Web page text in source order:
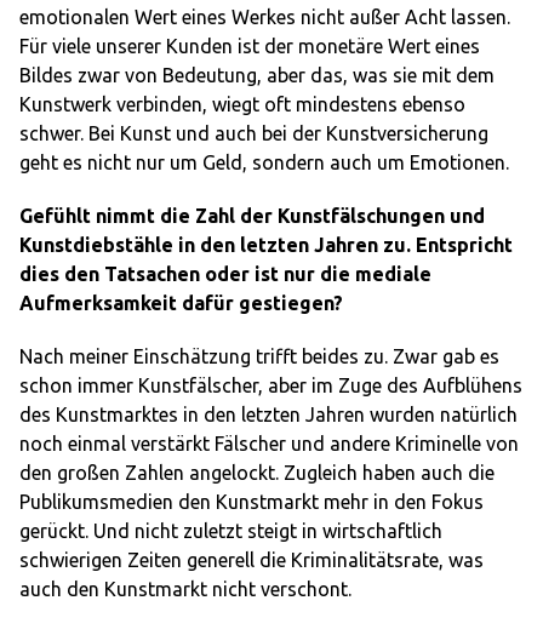
emotionalen Wert eines Werkes nicht außer Acht lassen.
Für viele unserer Kunden ist der monetäre Wert eines
Bildes zwar von Bedeutung, aber das, was sie mit dem
Kunstwerk verbinden, wiegt oft mindestens ebenso
schwer. Bei Kunst und auch bei der Kunstversicherung
geht es nicht nur um Geld, sondern auch um Emotionen.
Gefühlt nimmt die Zahl der Kunstfälschungen und
Kunstdiebstähle in den letzten Jahren zu. Entspricht
dies den Tatsachen oder ist nur die mediale
Aufmerksamkeit dafür gestiegen?
Nach meiner Einschätzung trifft beides zu. Zwar gab es
schon immer Kunstfälscher, aber im Zuge des Aufblühens
des Kunstmarktes in den letzten Jahren wurden natürlich
noch einmal verstärkt Fälscher und andere Kriminelle von
den großen Zahlen angelockt. Zugleich haben auch die
Publikumsmedien den Kunstmarkt mehr in den Fokus
gerückt. Und nicht zuletzt steigt in wirtschaftlich
schwierigen Zeiten generell die Kriminalitätsrate, was
auch den Kunstmarkt nicht verschont.